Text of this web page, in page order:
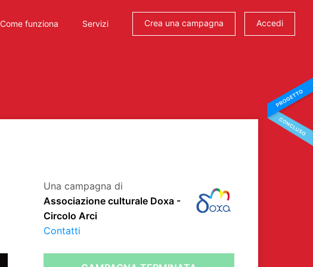
Come funziona Servizi Crea una campagna Accedi
Una campagna di
Associazione culturale Doxa -
Circolo Arci
Contatti